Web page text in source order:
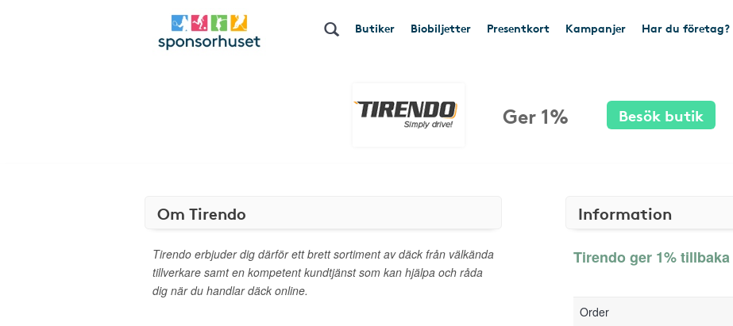
Butiker Biobiljetter Presentkort Kampanjer Har du företag?
Ger 1% Besök butik
Om Tirendo
Tirendo erbjuder dig därför ett brett sortiment av däck från välkända
tillverkare samt en kompetent kundtjänst som kan hjälpa och råda
dig när du handlar däck online.
Information
Tirendo ger 1% tillbaka
Order